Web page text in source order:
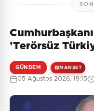
'Terörsüz
GÜNDEM MANŞET
05 Ağustos 2026, 19:15